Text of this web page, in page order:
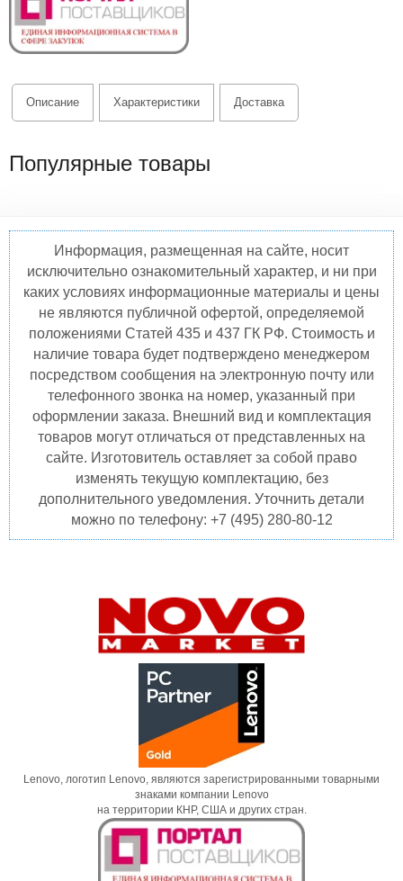
Описание Характеристики Доставка
Популярные товары
Информация, размещенная на сайте, носит
исключительно ознакомительный характер, и ни при
каких условиях информационные материалы и цены
не являются публичной офертой, определяемой
положениями Статей 435 и 437 ГК РФ. Стоимость и
наличие товара будет подтверждено менеджером
посредством сообщения на электронную почту или
телефонного звонка на номер, указанный при
оформлении заказа. Внешний вид и комплектация
товаров могут отличаться от представленных на
сайте. Изготовитель оставляет за собой право
изменять текущую комплектацию, без
дополнительного уведомления. Уточнить детали
можно по телефону: +7 (495) 280-80-12
Lenovo, логотип Lenovo, являются зарегистрированными товарными
знаками компании Lenovo
на территории КНР, США и других стран.